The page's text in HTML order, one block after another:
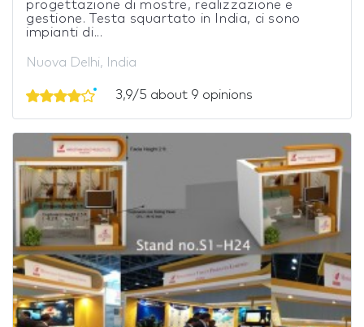
progettazione di mostre, realizzazione e
gestione. Testa squartato in India, ci sono
impianti di...
Nuova Delhi, India
3,9/5 about 9 opinions